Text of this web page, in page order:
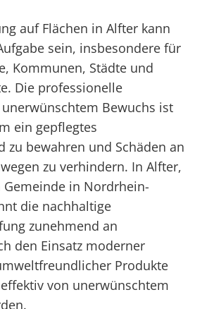
auf Flächen in Alfter kann
sein, insbesondere für
Kommunen, Städte und
Die professionelle
Bewuchs ist
ein gepflegtes
zu bewahren und Schäden an
zu verhindern. In Alfter,
in Nordrhein-
die nachhaltige
zunehmend an
den Einsatz moderner
Produkte
von unerwünschtem